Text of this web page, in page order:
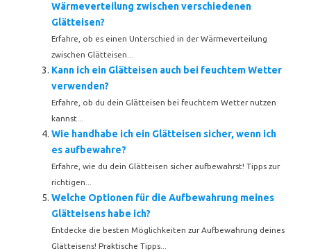
Wärmeverteilung zwischen verschiedenen
Glätteisen?
Erfahre, ob es einen Unterschied in der Wärmeverteilung
zwischen Glätteisen...
Kann ich ein Glätteisen auch bei feuchtem Wetter
verwenden?
Erfahre, ob du dein Glätteisen bei feuchtem Wetter nutzen
kannst...
Wie handhabe ich ein Glätteisen sicher, wenn ich
es aufbewahre?
Erfahre, wie du dein Glätteisen sicher aufbewahrst! Tipps zur
richtigen...
Welche Optionen für die Aufbewahrung meines
Glätteisens habe ich?
Entdecke die besten Möglichkeiten zur Aufbewahrung deines
Glätteisens! Praktische Tipps...